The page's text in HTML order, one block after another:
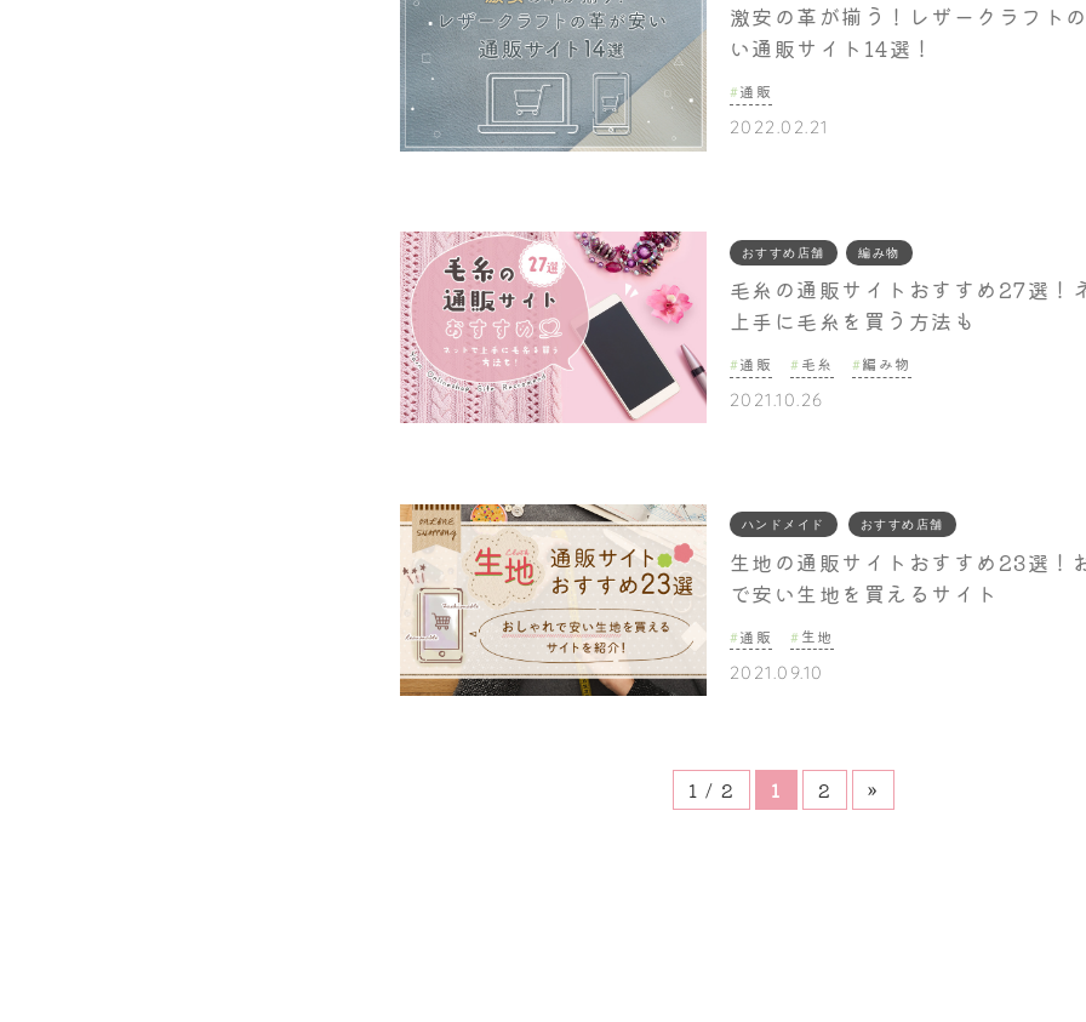
激安の革が揃う！レザークラフト
い通販サイト14選！
通販
2022.02.21
おすすめ店舗 編み物
毛糸の通販サイトおすすめ27選！
上手に毛糸を買う方法も
通販 毛糸 編み物
2021.10.26
ハンドメイド おすすめ店舗
生地の通販サイトおすすめ23選！
で安い生地を買えるサイト
通販 生地
2021.09.10
1 / 2 1 2 »